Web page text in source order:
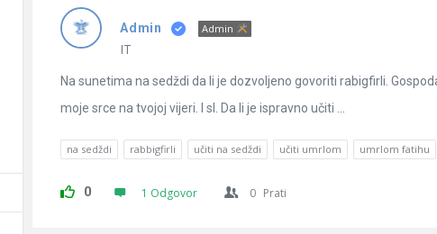
Latest
Pitanja
Admin Admin
IT
Na sunetima na sedždi da li je dozvoljeno govoriti rabigfirli.
moje srce na tvojoj vijeri. I sl. Da li je ispravno učiti ...
na sedždi rabbigfirli učiti na sedždi učiti umrlom umrlom fatihu
0 1 Odgovor 0 Prati